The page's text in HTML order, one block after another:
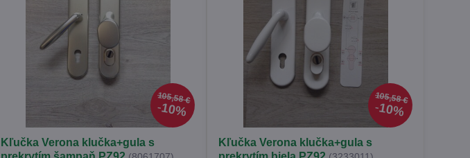
105,58 €
10%
Kľučka Verona klučka+gula s
105,58 €
10%
Kľučka Verona klučka+gula s